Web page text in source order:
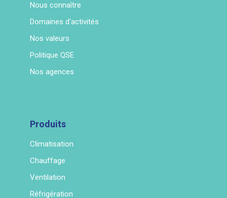
Nous connaître
Domaines d'activités
Nos valeurs
Politique QSE
Nos agences
Produits
Climatisation
Chauffage
Ventilation
Réfrigération